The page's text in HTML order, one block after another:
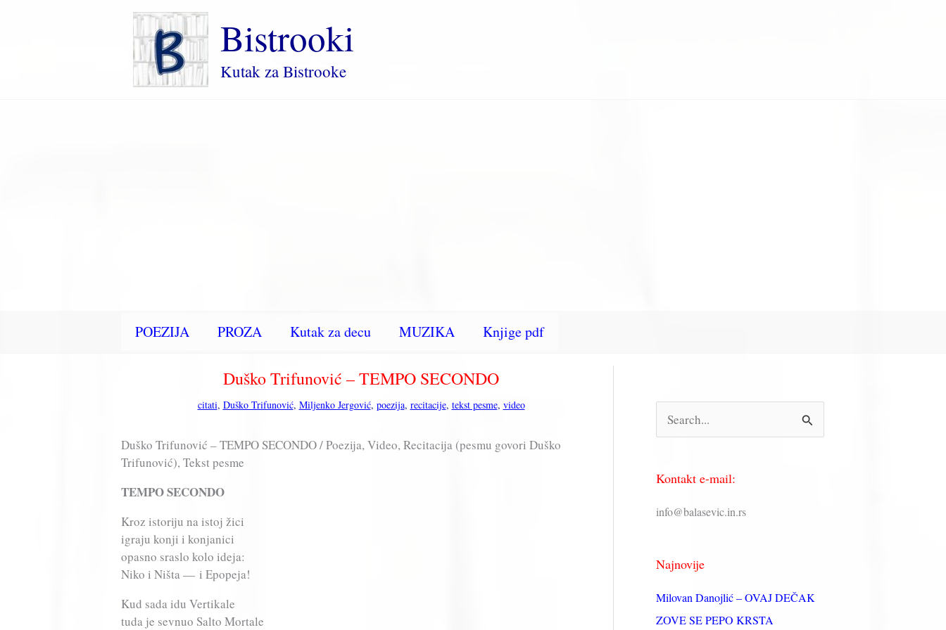
Bistrooki
Kutak za Bistrooke
POEZIJA PROZA Kutak za decu MUZIKA Knjige pdf
Duško Trifunović – TEMPO SECONDO
citati, Duško Trifunović, Miljenko Jergović, poezija, recitacije, tekst pesme, video
Duško Trifunović – TEMPO SECONDO / Poezija, Video, Recitacija (pesmu govori Duško
Trifunović), Tekst pesme
TEMPO SECONDO
Kroz istoriju na istoj žici
igraju konji i konjanici
opasno sraslo kolo ideja:
Niko i Ništa — i Epopeja!
Kud sada idu Vertikale
tuda je sevnuo Salto Mortale
р
т
а
з
а
Kontakt e-mail:
info@balasevic.in.rs
Najnovije
Milovan Danojlić – OVAJ DEČAK
ZOVE SE PEPO KRSTA